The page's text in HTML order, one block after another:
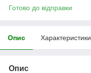
Готово до відправки
Опис Характеристики
Опис